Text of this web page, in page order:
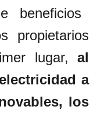
beneficios
propietarios
lugar,al
a
los